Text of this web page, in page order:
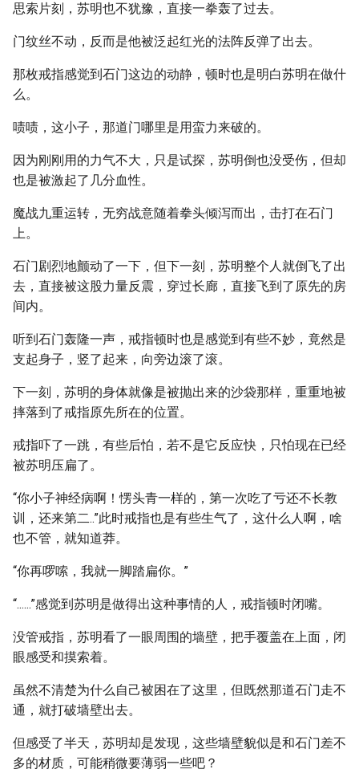
思索片刻，苏明也不犹豫，直接一拳轰了过去。
门纹丝不动，反而是他被泛起红光的法阵反弹了出去。
那枚戒指感觉到石门这边的动静，顿时也是明白苏明在做什
么。
啧啧，这小子，那道门哪里是用蛮力来破的。
因为刚刚用的力气不大，只是试探，苏明倒也没受伤，但却
也是被激起了几分血性。
魔战九重运转，无穷战意随着拳头倾泻而出，击打在石门
上。
石门剧烈地颤动了一下，但下一刻，苏明整个人就倒飞了出
去，直接被这股力量反震，穿过长廊，直接飞到了原先的房
间内。
听到石门轰隆一声，戒指顿时也是感觉到有些不妙，竟然是
支起身子，竖了起来，向旁边滚了滚。
下一刻，苏明的身体就像是被抛出来的沙袋那样，重重地被
摔落到了戒指原先所在的位置。
戒指吓了一跳，有些后怕，若不是它反应快，只怕现在已经
被苏明压扁了。
“你小子神经病啊！愣头青一样的，第一次吃了亏还不长教
训，还来第二..”此时戒指也是有些生气了，这什么人啊，啥
也不管，就知道莽。
“你再啰嗦，我就一脚踏扁你。”
“......”感觉到苏明是做得出这种事情的人，戒指顿时闭嘴。
没管戒指，苏明看了一眼周围的墙壁，把手覆盖在上面，闭
眼感受和摸索着。
虽然不清楚为什么自己被困在了这里，但既然那道石门走不
通，就打破墙壁出去。
但感受了半天，苏明却是发现，这些墙壁貌似是和石门差不
多的材质，可能稍微要薄弱一些吧？